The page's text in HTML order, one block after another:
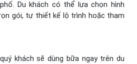
Du khách có thể lựa chọn hình
gói, tự thiết kế lộ trình hoặc tham
khách sẽ dùng bữa ngay trên du